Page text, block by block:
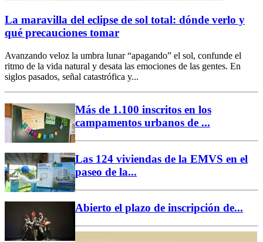
La maravilla del eclipse de sol total: dónde verlo y
qué precauciones tomar
Avanzando veloz la umbra lunar “apagando” el sol, confunde el
ritmo de la vida natural y desata las emociones de las gentes. En
siglos pasados, señal catastrófica y...
Más de 1.100 inscritos en los
campamentos urbanos de ...
Las 124 viviendas de la EMVS en el
paseo de la...
Abierto el plazo de inscripción de...